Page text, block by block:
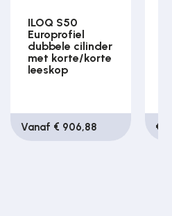
ILOQ S50
Europrofiel
dubbele cilinder
met korte/korte
leeskop
Vanaf € 906,88 €